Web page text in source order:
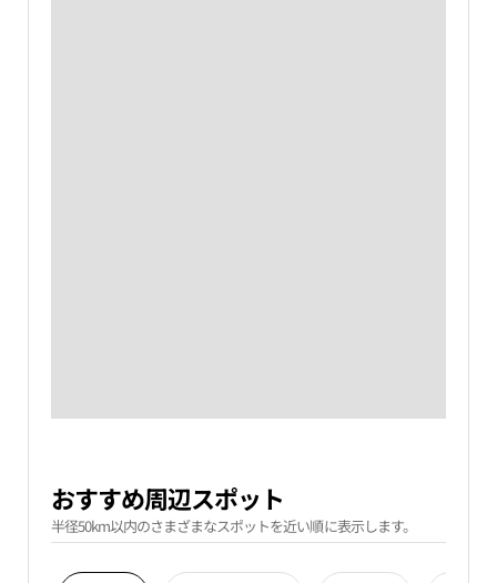
おすすめ周辺スポット
半径50km以内のさまざまなスポットを近い順に表示します。